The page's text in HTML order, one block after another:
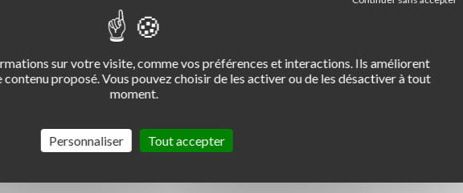
la loi Macron - décrêt du 27 novembre 2015)"
? Auto-école André Le Gall (29)
tant que professionnel, permettre à tout consommateur l'accès à un dispositif de médiation
de tout éventuel litige. Cette obligation résulte de l'article L.612-1 du Code de la
sur votre visite, comme vos préférences et interactions. Ils améliorent
proposé. Vous pouvez choisir de les activer ou de les désactiver à tout
moment.
Tout accepter
Personnaliser